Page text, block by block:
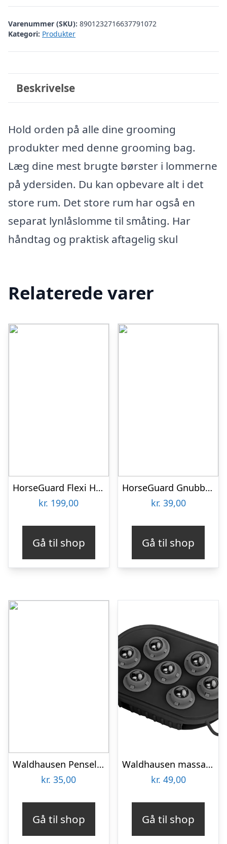
Varenummer (SKU): 8901232716637791072
Kategori: Produkter
Beskrivelse
Hold orden på alle dine grooming
produkter med denne grooming bag.
Læg dine mest brugte børster i lommerne
på ydersiden. Du kan opbevare alt i det
store rum. Det store rum har også en
separat lynlåslomme til småting. Har
håndtag og praktisk aftagelig skul
Relaterede varer
HorseGuard Flexi Hestehårsbørste
kr. 199,00
Gå til shop
HorseGuard Gnubbestrigle, Montana Grape
kr. 39,00
Gå til shop
Waldhausen Pensel med bøtte – Tyrkis
kr. 35,00
Gå til shop
Waldhausen massage strigle – Sort
kr. 49,00
Gå til shop